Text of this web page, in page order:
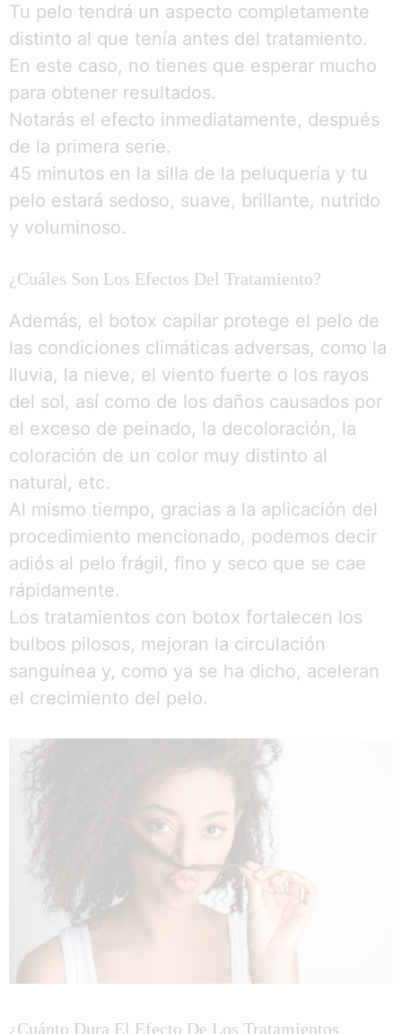
Tu pelo tendrá un aspecto completamente
distinto al que tenía antes del tratamiento.
En este caso, no tienes que esperar mucho
para obtener resultados.
Notarás el efecto inmediatamente, después
de la primera serie.
45 minutos en la silla de la peluquería y tu
pelo estará sedoso, suave, brillante, nutrido
y voluminoso.
¿Cuáles Son Los Efectos Del Tratamiento?
Además, el botox capilar protege el pelo de
las condiciones climáticas adversas, como la
lluvia, la nieve, el viento fuerte o los rayos
del sol, así como de los daños causados por
el exceso de peinado, la decoloración, la
coloración de un color muy distinto al
natural, etc.
Al mismo tiempo, gracias a la aplicación del
procedimiento mencionado, podemos decir
adiós al pelo frágil, fino y seco que se cae
rápidamente.
Los tratamientos con botox fortalecen los
bulbos pilosos, mejoran la circulación
sanguínea y, como ya se ha dicho, aceleran
el crecimiento del pelo.
¿Cuánto Dura El Efecto De Los Tratamientos